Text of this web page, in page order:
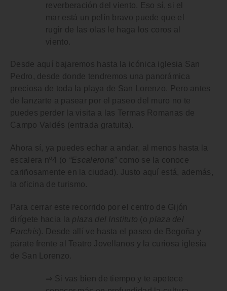
reverberación del viento. Eso sí, si el
mar está un pelín bravo puede que el
rugir de las olas le haga los coros al
viento.
Desde aquí bajaremos hasta la icónica
iglesia San
Pedro , desde donde tendremos una panorámica
preciosa de toda la playa de San Lorenzo. Pero antes
de lanzarte a pasear por el paseo del muro
no te
puedes perder la visita a las Termas Romanas de
Campo Valdés (entrada gratuita).
Ahora sí, ya puedes echar a andar, al menos hasta la
escalera nº4 (o “Escalerona” como se la conoce
cariñosamente en la ciudad). Justo aquí está, además,
la oficina de turismo.
Para cerrar este recorrido por el centro de Gijón
dirígete hacia la plaza del Instituto (o plaza del
Parchís). Desde allí ve hasta el paseo de Begoña y
párate frente al Teatro Jovellanos y la curiosa
iglesia
de San Lorenzo.
⇒ Si vas bien de tiempo y te apetece